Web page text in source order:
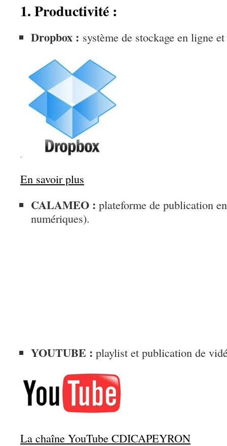
1. Productivité :
Dropbox : système de stockage en ligne
En savoir plus
CALAMEO : plateforme de publication
numériques).
YOUTUBE : playlist et publication de
La chaîne YouTube CDICAPEYRON